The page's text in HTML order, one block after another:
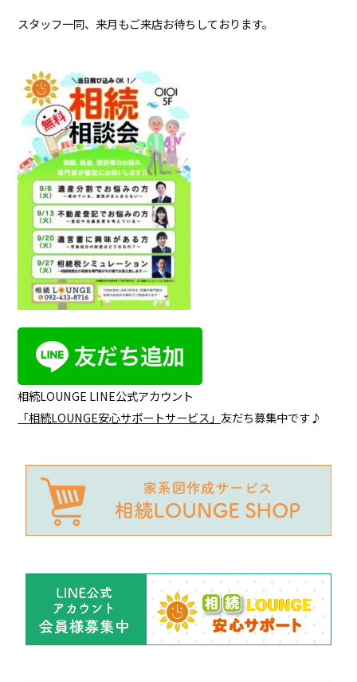
スタッフ一同、来月もご来店お待ちしております。
相続LOUNGE LINE公式アカウント
「相続LOUNGE安心サポートサービス 」友だち募集中です♪